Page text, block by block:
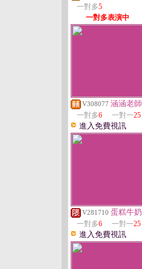
一對多5
一對多表演中
V308077 涵涵老師
一對多6 一對一25
進入免費視訊
V281710 蛋糕牛奶
一對多6 一對一25
進入免費視訊